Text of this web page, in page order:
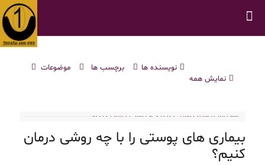
موضوعات برچسب ها
نویسنده ها
نمایش همه
بیماری های پوستی را با چه روشی درمان
کنیم؟